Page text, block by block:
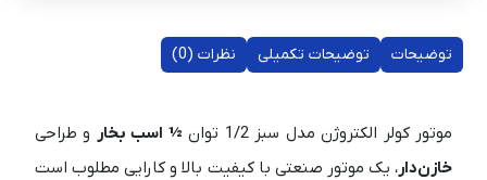
توضیحات توضیحات تکمیلی نظرات (0)
موتور کولر الکتروژن مدل سبز 1/2 توان ½ اسب بخار و طراحی
خازن‌دار، یک موتور صنعتی با کیفیت بالا و کارایی مطلوب است